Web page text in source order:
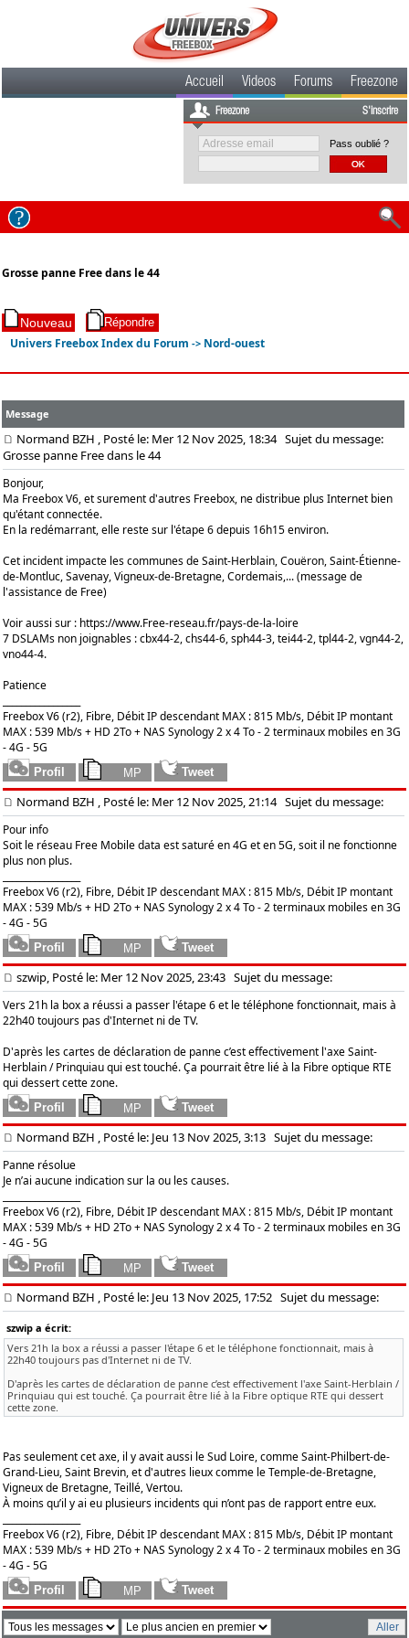
Accueil Videos Forums Freezone
Freezone S'inscrire
Pass oublié ?
Grosse panne Free dans le 44
Univers Freebox Index du Forum -> Nord-ouest
Message
Normand BZH , Posté le: Mer 12 Nov 2025, 18:34Sujet du message:
Grosse panne Free dans le 44
Bonjour,
Ma Freebox V6, et surement d'autres Freebox, ne distribue plus Internet bien
qu'étant connectée.
En la redémarrant, elle reste sur l'étape 6 depuis 16h15 environ.
Cet incident impacte les communes de Saint-Herblain, Couëron, Saint-Étienne-
de-Montluc, Savenay, Vigneux-de-Bretagne, Cordemais,... (message de
l'assistance de Free)
Voir aussi sur : https://www.Free-reseau.fr/pays-de-la-loire
7 DSLAMs non joignables : cbx44-2, chs44-6, sph44-3, tei44-2, tpl44-2, vgn44-2,
vno44-4.
Patience
Freebox V6 (r2), Fibre, Débit IP descendant MAX : 815 Mb/s, Débit IP montant
MAX : 539 Mb/s + HD 2To + NAS Synology 2 x 4 To - 2 terminaux mobiles en 3G
- 4G - 5G
Normand BZH , Posté le: Mer 12 Nov 2025, 21:14Sujet du message:
Pour info
Soit le réseau Free Mobile data est saturé en 4G et en 5G, soit il ne fonctionne
plus non plus.
Freebox V6 (r2), Fibre, Débit IP descendant MAX : 815 Mb/s, Débit IP montant
MAX : 539 Mb/s + HD 2To + NAS Synology 2 x 4 To - 2 terminaux mobiles en 3G
- 4G - 5G
szwip, Posté le: Mer 12 Nov 2025, 23:43 Sujet du message:
Vers 21h la box a réussi a passer l'étape 6 et le téléphone fonctionnait, mais à
22h40 toujours pas d'Internet ni de TV.
D'après les cartes de déclaration de panne c’est effectivement l'axe Saint-
Herblain / Prinquiau qui est touché. Ça pourrait être lié à la Fibre optique RTE
qui dessert cette zone.
Normand BZH , Posté le: Jeu 13 Nov 2025, 3:13 Sujet du message:
Panne résolue
Je n’ai aucune indication sur la ou les causes.
Freebox V6 (r2), Fibre, Débit IP descendant MAX : 815 Mb/s, Débit IP montant
MAX : 539 Mb/s + HD 2To + NAS Synology 2 x 4 To - 2 terminaux mobiles en 3G
- 4G - 5G
Normand BZH , Posté le: Jeu 13 Nov 2025, 17:52 Sujet du message:
szwip a écrit:
Vers 21h la box a réussi a passer l'étape 6 et le téléphone fonctionnait, mais à
22h40 toujours pas d'Internet ni de TV.
D'après les cartes de déclaration de panne c’est effectivement l'axe Saint-Herblain /
Prinquiau qui est touché. Ça pourrait être lié à la Fibre optique RTE qui dessert
cette zone.
Pas seulement cet axe, il y avait aussi le Sud Loire, comme Saint-Philbert-de-
Grand-Lieu, Saint Brevin, et d'autres lieux comme le Temple-de-Bretagne,
Vigneux de Bretagne, Teillé, Vertou.
À moins qu’il y ai eu plusieurs incidents qui n’ont pas de rapport entre eux.
Freebox V6 (r2), Fibre, Débit IP descendant MAX : 815 Mb/s, Débit IP montant
MAX : 539 Mb/s + HD 2To + NAS Synology 2 x 4 To - 2 terminaux mobiles en 3G
- 4G - 5G